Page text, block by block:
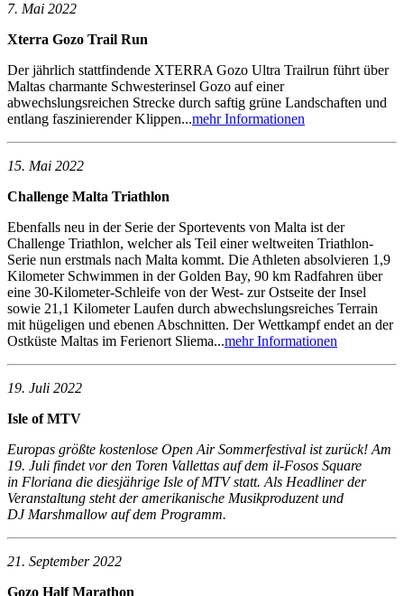
7. Mai 2022
Xterra Gozo Trail Run
Der jährlich stattfindende XTERRA Gozo Ultra Trailrun führt über
Maltas charmante Schwesterinsel Gozo auf einer
abwechslungsreichen Strecke durch saftig grüne Landschaften und
entlang faszinierender Klippen...mehr Informationen
15. Mai 2022
Challenge Malta Triathlon
Ebenfalls neu in der Serie der Sportevents von Malta ist der
Challenge Triathlon, welcher als Teil einer weltweiten Triathlon-
Serie nun erstmals nach Malta kommt. Die Athleten absolvieren 1,9
Kilometer Schwimmen in der Golden Bay, 90 km Radfahren über
eine 30-Kilometer-Schleife von der West- zur Ostseite der Insel
sowie 21,1 Kilometer Laufen durch abwechslungsreiches Terrain
mit hügeligen und ebenen Abschnitten. Der Wettkampf endet an der
Ostküste Maltas im Ferienort Sliema...mehr Informationen
19. Juli 2022
Isle of MTV
Europas größte kostenlose Open Air Sommerfestival ist zurück! Am
19. Juli findet vor den Toren Vallettas auf dem il-Fosos Square
in Floriana die diesjährige Isle of MTV statt. Als Headliner der
Veranstaltung steht der amerikanische Musikproduzent und
DJ Marshmallow auf dem Programm.
21. September 2022
Gozo Half Marathon